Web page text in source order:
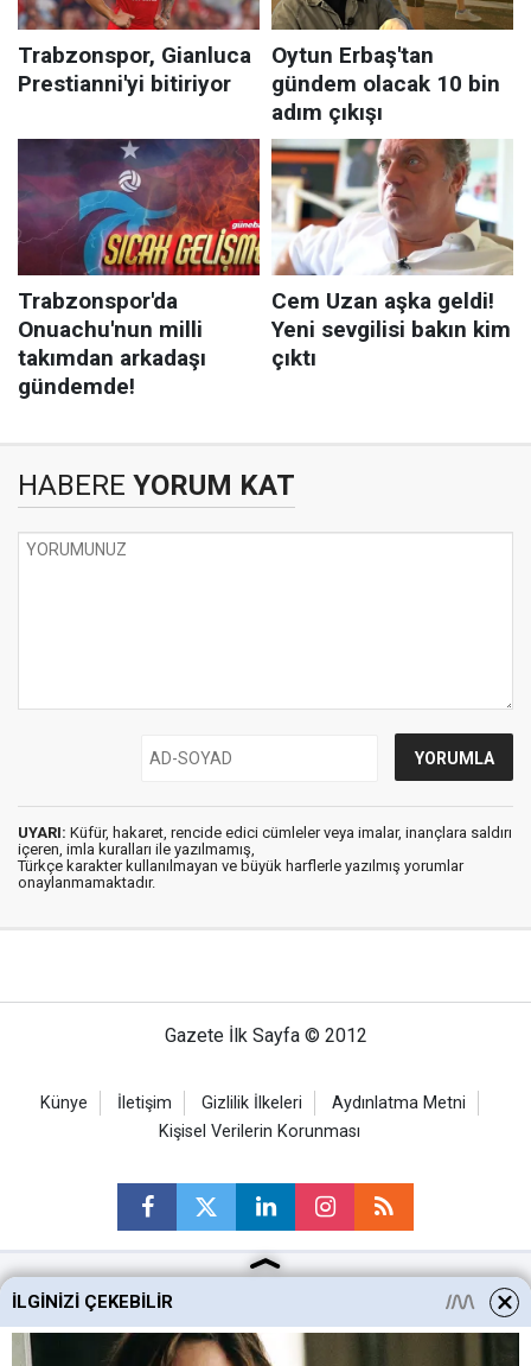
HABERE YORUM KAT
UYARI: Küfür, hakaret, rencide edici cümleler veya imalar, inançlara saldırı
içeren, imla kuralları ile yazılmamış,
Türkçe karakter kullanılmayan ve büyük harflerle yazılmış yorumlar
onaylanmamaktadır.
Gazete İlk Sayfa © 2012
Künye İletişim Gizlilik İlkeleri
Aydınlatma Metni
Kişisel Verilerin Korunması
Ankara Haberleri
Keçiören Haberleri
İLGINIZI ÇEKEBILIR